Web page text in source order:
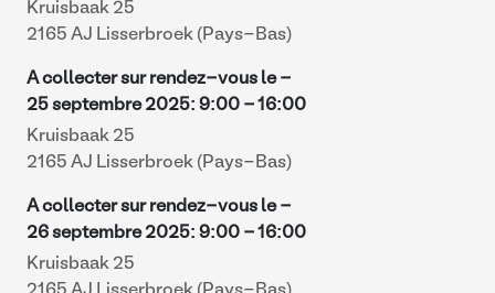
Kruisbaak 25
2165 AJ Lisserbroek (Pays-Bas)
A collecter sur rendez-vous le -
25 septembre 2025: 9:00 - 16:00
Kruisbaak 25
2165 AJ Lisserbroek (Pays-Bas)
A collecter sur rendez-vous le -
26 septembre 2025: 9:00 - 16:00
Kruisbaak 25